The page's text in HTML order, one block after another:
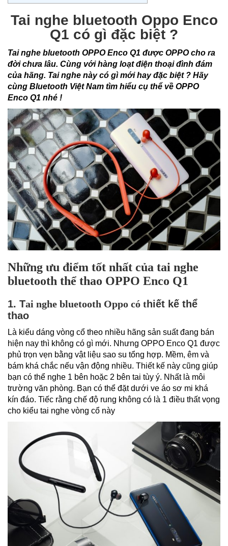
Tai nghe bluetooth Oppo Enco
Q1 có gì đặc biệt ?
Tai nghe bluetooth OPPO Enco Q1 được OPPO cho ra
đời chưa lâu. Cùng với hàng loạt điện thoại đình đám
của hãng. Tai nghe này có gì mới hay đặc biệt ? Hãy
cùng Bluetooth Việt Nam tìm hiểu cụ thể về OPPO
Enco Q1 nhé !
Những ưu điểm tốt nhất của tai nghe
bluetooth thể thao OPPO Enco Q1
1. Tai nghe bluetooth Oppo có thiết kế thể
thao
Là kiểu dáng vòng cổ theo nhiều hãng sản suất đang bán
hiện nay thì không có gì mới. Nhưng OPPO Enco Q1 được
phủ trọn vẹn bằng vật liệu sao su tổng hợp. Mềm, êm và
bám khá chắc nếu vận động nhiều. Thiết kế này cũng giúp
bạn có thể nghe 1 bên hoặc 2 bên tai tùy ý. Nhất là môi
trường văn phòng. Bạn có thể đặt dưới ve áo sơ mi khá
kín đáo. Tiếc rằng chế độ rung không có là 1 điều thất vọng
cho kiểu tai nghe vòng cổ này